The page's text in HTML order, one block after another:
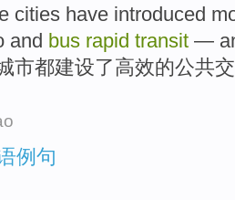
cities have introduced
and bus rapid transit —
市都建设了高效的公共
例句